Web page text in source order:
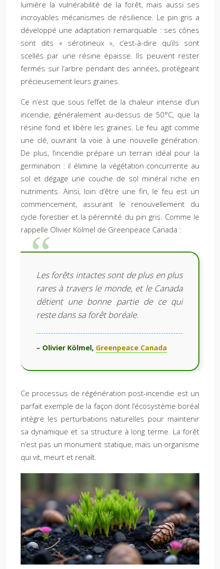
lumière la vulnérabilité de la forêt, mais aussi ses
incroyables mécanismes de résilience. Le pin gris a
développé une adaptation remarquable : ses cônes
sont dits « sérotineux », c’est-à-dire qu’ils sont
scellés par une résine épaisse. Ils peuvent rester
fermés sur l’arbre pendant des années, protégeant
précieusement leurs graines.
Ce n’est que sous l’effet de la chaleur intense d’un
incendie, généralement au-dessus de 50°C, que la
résine fond et libère les graines. Le feu agit comme
une clé, ouvrant la voie à une nouvelle génération.
De plus, l’incendie prépare un terrain idéal pour la
germination : il élimine la végétation concurrente au
sol et dégage une couche de sol minéral riche en
nutriments. Ainsi, loin d’être une fin, le feu est un
commencement, assurant le renouvellement du
cycle forestier et la pérennité du pin gris. Comme le
rappelle Olivier Kölmel de Greenpeace Canada :
Les forêts intactes sont de plus en plus
rares à travers le monde, et le Canada
détient une bonne partie de ce qui
reste dans sa forêt boréale.
– Olivier Kölmel, Greenpeace Canada
Ce processus de régénération post-incendie est un
parfait exemple de la façon dont l’écosystème boréal
intègre les perturbations naturelles pour maintenir
sa dynamique et sa structure à long terme. La forêt
n’est pas un monument statique, mais un organisme
qui vit, meurt et renaît.